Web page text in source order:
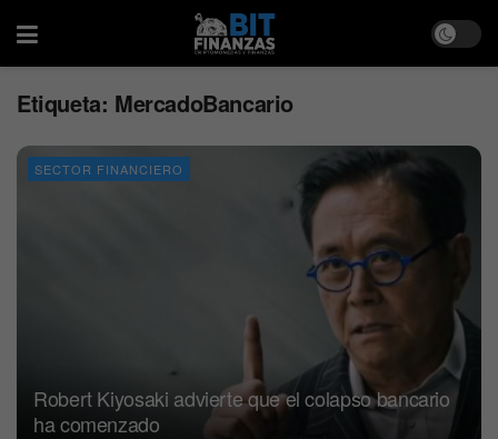
Etiqueta: MercadoBancario
SECTOR FINANCIERO
Robert Kiyosaki advierte que el colapso bancario
ha comenzado